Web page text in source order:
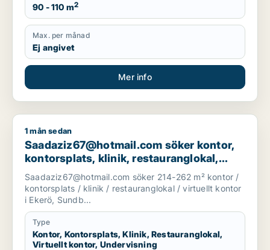
90 - 110 m2
Max. per månad
Ej angivet
Mer info
Saadaziz67@hotmail.com söker kontor, kontorsplats,
1 mån sedan
Saadaziz67@hotmail.com söker kontor,
kontorsplats, klinik, restauranglokal,
virtuellt kontor eller undervisning för
uthyrning i Ekerö, Sundbyberg eller Solna
m.fl.
Saadaziz67@hotmail.com söker 214-262 m² kontor /
kontorsplats / klinik / restauranglokal / virtuellt kontor
i Ekerö, Sundb...
Type
Kontor, Kontorsplats, Klinik, Restauranglokal,
Virtuellt kontor, Undervisning